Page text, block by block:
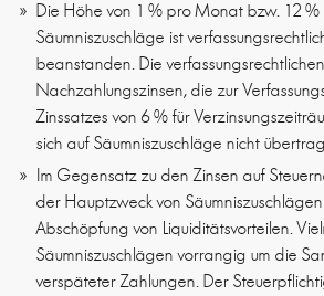
Die Höhe von 1 % pro Monat bzw. 12
Säumniszuschläge ist
beanstanden. Die
Nachzahlungszinsen, die zur
Zinssatzes von 6 % für
sich auf Säumniszuschläge nicht
Im Gegensatz zu den Zinsen auf
der Hauptzweck von
Abschöpfung von Liquiditätsvorteilen.
Säumniszuschlägen vorrangig um die
verspäteter Zahlungen. Der